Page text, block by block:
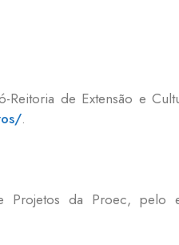
de Extensão e
.
Projetos da Proec, pelo